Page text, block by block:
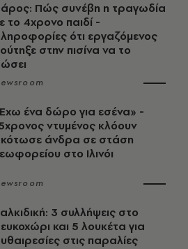
Πώς συνέβη η τραγωδία
το 4χρονο παιδί -
ότι εργαζόμενος
στην πισίνα να το
ένα δώρο για εσένα» -
ντυμένος κλόουν
άνδρα σε στάση
στο Ιλινόι
3 συλλήψεις στο
και 5 λουκέτα για
στις παραλίες